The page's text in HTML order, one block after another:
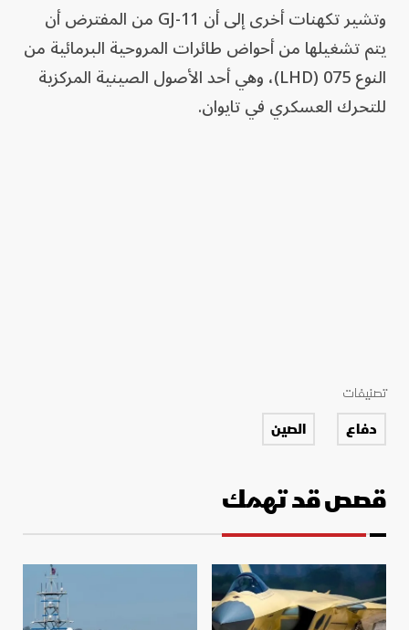
وتشير تكهنات أخرى إلى أن GJ-11 من المفترض أن
يتم تشغيلها من أحواض طائرات المروحية البرمائية من
النوع 075 (LHD)، وهي أحد الأصول الصينية المركزية
للتحرك العسكري في تايوان.
تصنيفات
دفاع الصين
قصص قد تهمك